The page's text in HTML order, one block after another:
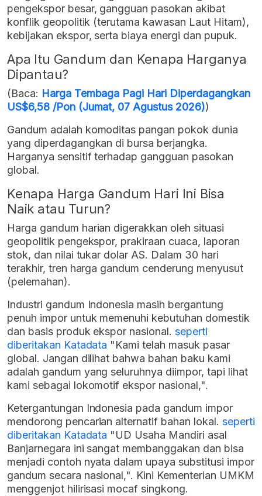
pengekspor besar, gangguan pasokan akibat
konflik geopolitik (terutama kawasan Laut Hitam),
kebijakan ekspor, serta biaya energi dan pupuk.
Apa Itu Gandum dan Kenapa Harganya
Dipantau?
(Baca: Harga Tembaga Pagi Hari Diperdagangkan
US$6,58 /Pon (Jumat, 07 Agustus 2026))
Gandum adalah komoditas pangan pokok dunia
yang diperdagangkan di bursa berjangka.
Harganya sensitif terhadap gangguan pasokan
global.
Kenapa Harga Gandum Hari Ini Bisa
Naik atau Turun?
Harga gandum harian digerakkan oleh situasi
geopolitik pengekspor, prakiraan cuaca, laporan
stok, dan nilai tukar dolar AS. Dalam 30 hari
terakhir, tren harga gandum cenderung menyusut
(pelemahan).
Industri gandum Indonesia masih bergantung
penuh impor untuk memenuhi kebutuhan domestik
dan basis produk ekspor nasional. seperti
diberitakan Katadata "Kami telah masuk pasar
global. Jangan dilihat bahwa bahan baku kami
adalah gandum yang seluruhnya diimpor, tapi lihat
kami sebagai lokomotif ekspor nasional,".
Ketergantungan Indonesia pada gandum impor
mendorong pencarian alternatif bahan lokal. seperti
diberitakan Katadata "UD Usaha Mandiri asal
Banjarnegara ini sangat membanggakan dan bisa
menjadi contoh nyata dalam upaya substitusi impor
gandum secara nasional,". Kini Kementerian UMKM
menggenjot hilirisasi mocaf singkong.